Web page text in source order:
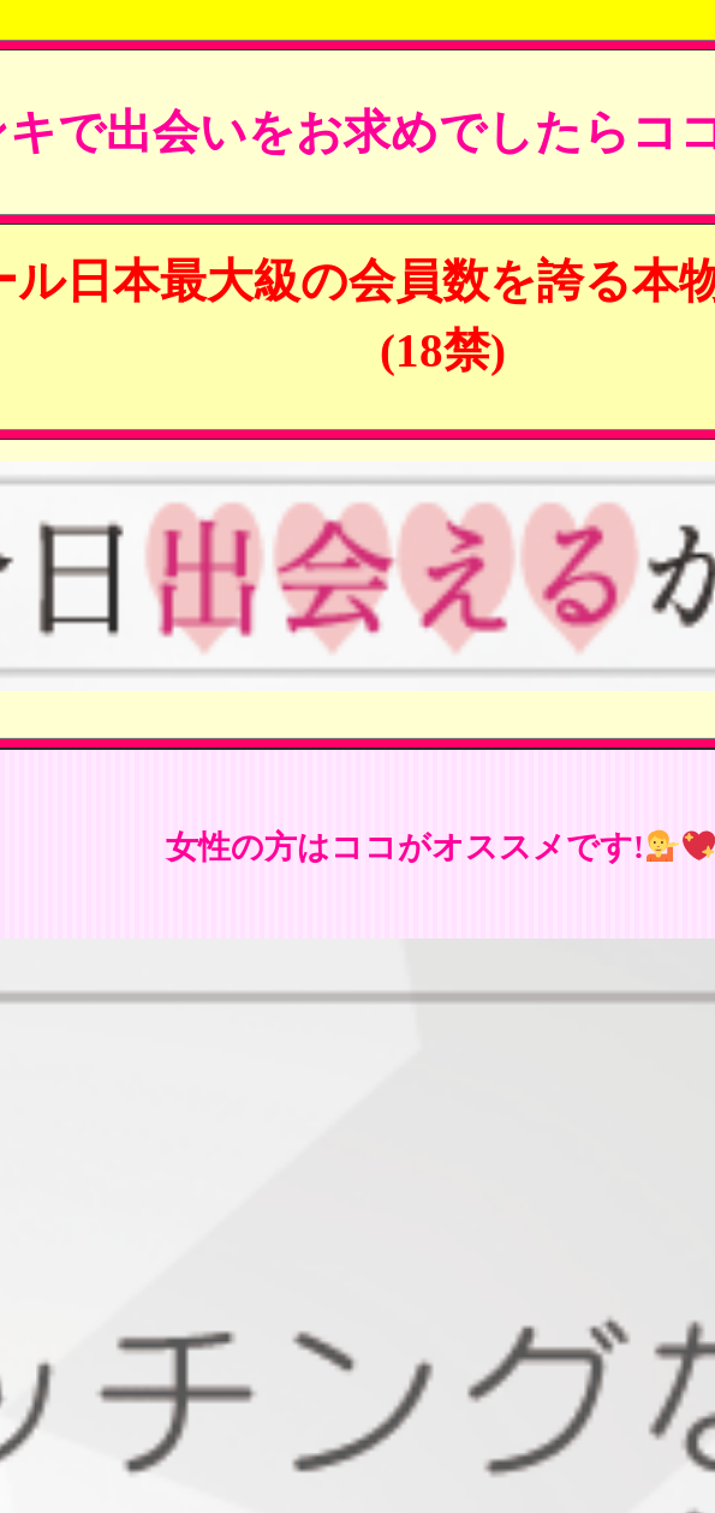
で出会いをお求めでしたらココ
日本最大級の会員数を誇る本
(18禁)
女性の方はココがオススメです!